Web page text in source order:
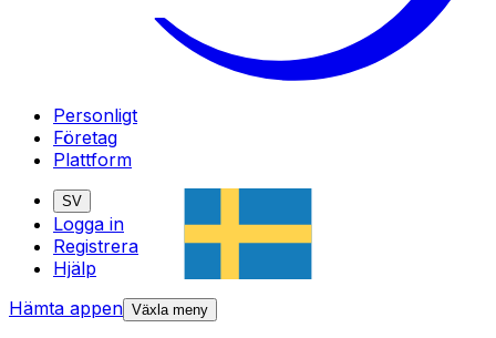
Personligt
Företag
Plattform
SV
Logga in
Registrera
Hjälp
Hämta appen Växla meny